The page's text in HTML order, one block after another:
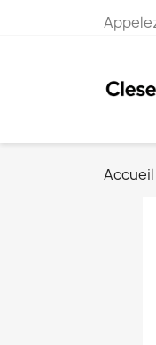
Accueil